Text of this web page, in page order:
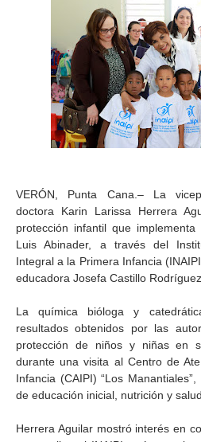
VERÓN, Punta Cana.– La
doctora Karin Larissa Herrera
protección infantil que
Luis Abinader, a través del
Integral a la Primera Infancia
educadora Josefa Castillo Rodríguez.
La química bióloga y
resultados obtenidos por las
protección de niños y niñas en
durante una visita al Centro de
Infancia (CAIPI) “Los
de educación inicial, nutrición y
Herrera Aguilar mostró interés en